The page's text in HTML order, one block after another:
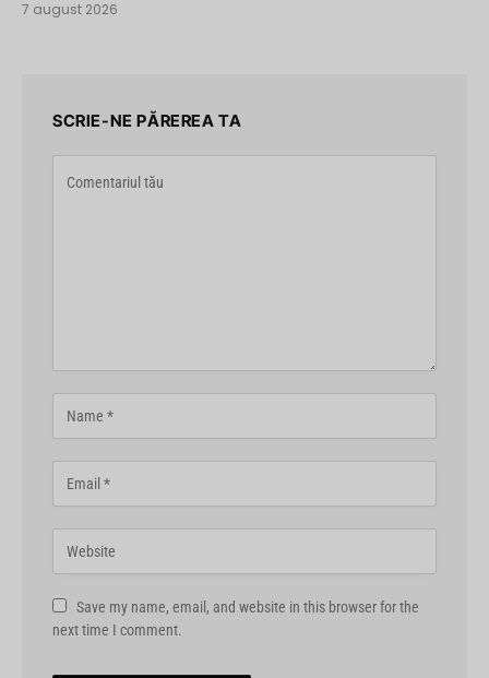
7 august 2026
SCRIE-NE PĂREREA TA
Save my name, email, and website in this browser for the
next time I comment.